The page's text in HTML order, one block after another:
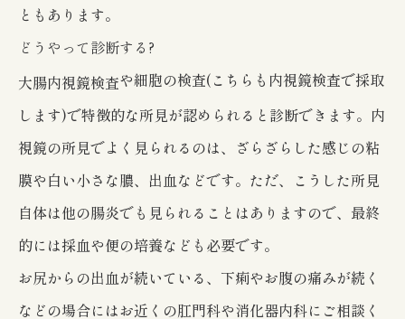
ともあります。
どうやって診断する?
大腸内視鏡検査や細胞の検査(こちらも内視鏡検査で採取
します)で特徴的な所見が認められると診断できます。内
視鏡の所見でよく見られるのは、ざらざらした感じの粘
膜や白い小さな膿、出血などです。ただ、こうした所見
自体は他の腸炎でも見られることはありますので、最終
的には採血や便の培養なども必要です。
お尻からの出血が続いている、下痢やお腹の痛みが続く
などの場合にはお近くの肛門科や消化器内科にご相談く